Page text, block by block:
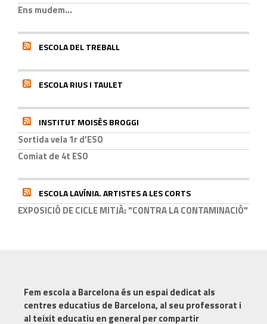
Ens mudem...
ESCOLA DEL TREBALL
ESCOLA RIUS I TAULET
INSTITUT MOISÈS BROGGI
Sortida vela 1r d’ESO
Comiat de 4t ESO
ESCOLA LAVÍNIA. ARTISTES A LES CORTS
EXPOSICIÓ DE CICLE MITJÀ: "CONTRA LA CONTAMINACIÓ"
Fem escola a Barcelonaés un espai dedicat als
centres educatius de Barcelona, al seu professorat i
al teixit educatiu en general per compartir